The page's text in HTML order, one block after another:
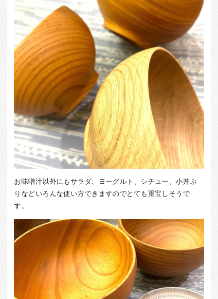
箸ブログ
English
お味噌汁以外にもサラダ、ヨーグルト、シチュー、小丼ぶ
りなどいろんな使い方できますのでとても重宝しそうで
す。